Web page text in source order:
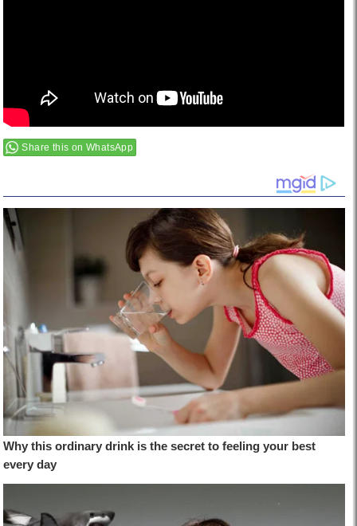
Share this on WhatsApp